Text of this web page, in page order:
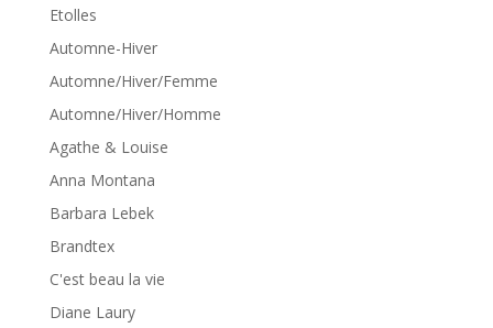
Etolles
Automne-Hiver
Automne/Hiver/Femme
Automne/Hiver/Homme
Agathe & Louise
Anna Montana
Barbara Lebek
Brandtex
C'est beau la vie
Diane Laury